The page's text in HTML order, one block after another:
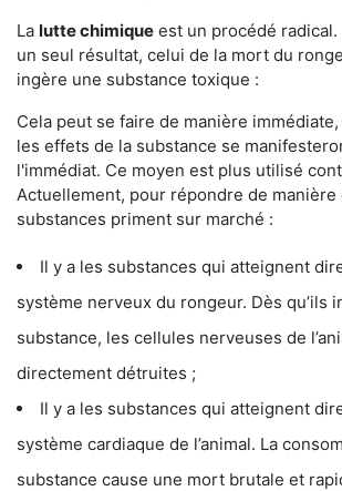
La lutte chimique est un procédé
un seul résultat, celui de la mort du
ingère une substance toxique :
Cela peut se faire de manière
les effets de la substance se
l'immédiat. Ce moyen est plus utilisé
Actuellement, pour répondre de
substances priment sur marché :
Il y a les substances qui atteignent
système nerveux du rongeur. Dès qu’ils
substance, les cellules nerveuses de
directement détruites ;
Il y a les substances qui atteignent
système cardiaque de l’animal. La
substance cause une mort brutale et